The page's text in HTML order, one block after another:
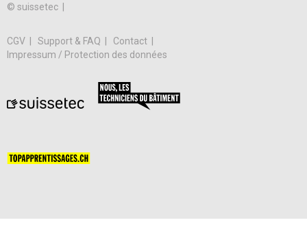
© suissetec |
CGV Support & FAQ
Contact
Impressum / Protection des données